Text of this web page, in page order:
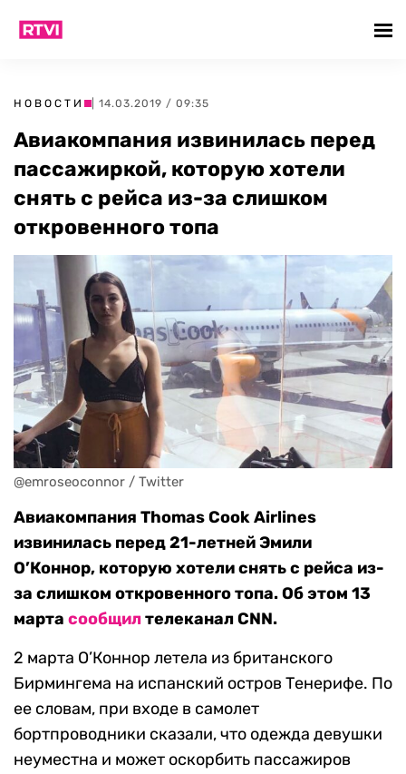
НОВОСТИ | 14.03.2019 / 09:35
Авиакомпания извинилась перед
пассажиркой, которую хотели
снять с рейса из-за слишком
откровенного топа
@emroseoconnor / Twitter
Авиакомпания Thomas Cook Airlines
извинилась перед 21-летней Эмили
О’Коннор, которую хотели снять с рейса из-
за слишком откровенного топа. Об этом 13
марта сообщилтелеканал CNN.
2 марта О’Коннор летела из британского
Бирмингема на испанский остров Тенерифе. По
ее словам, при входе в самолет
бортпроводники сказали, что одежда девушки
неуместна и может оскорбить пассажиров